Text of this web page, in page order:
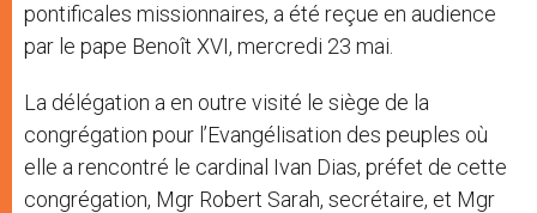
pontificales missionnaires, a été reçue en audience
par le pape Benoît XVI, mercredi 23 mai.
La délégation a en outre visité le siège de la
congrégation pour l’Evangélisation des peuples où
elle a rencontré le cardinal Ivan Dias, préfet de cette
congrégation, Mgr Robert Sarah, secrétaire, et Mgr